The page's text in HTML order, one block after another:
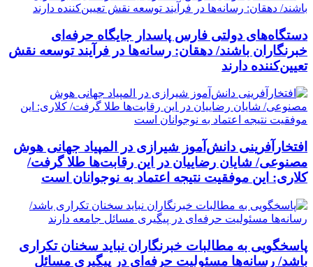
دستگاه‌های دولتی فارس پاسدار جایگاه حرفه‌ای
خبرنگاران باشند/ دهقان: رسانه‌ها در فرآیند توسعه نقش
تعیین‌کننده دارند
افتخارآفرینی دانش‌آموز شیرازی در المپیاد جهانی هوش
مصنوعی/ شایان رضاییان در این رقابت‌ها طلا گرفت/
کلاری: این موفقیت نتیجه اعتماد به نوجوانان است
پاسخگویی به مطالبات خبرنگاران نباید سخنان تکراری
باشد/ رسانه‌ها مسئولیت حرفه‌ای در پیگیری مسائل